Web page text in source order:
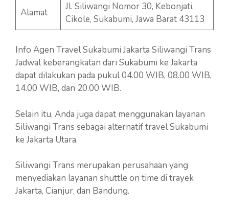
Alamat
Jl. Siliwangi Nomor 30, Kebonjati,
Cikole, Sukabumi, Jawa Barat 43113
Info Agen Travel Sukabumi Jakarta Siliwangi Trans
Jadwal keberangkatan dari Sukabumi ke Jakarta
dapat dilakukan pada pukul 04.00 WIB, 08.00 WIB,
14.00 WIB, dan 20.00 WIB.
Selain itu, Anda juga dapat menggunakan layanan
Siliwangi Trans sebagai alternatif travel Sukabumi
ke Jakarta Utara.
Siliwangi Trans merupakan perusahaan yang
menyediakan layanan shuttle on time di trayek
Jakarta, Cianjur, dan Bandung.